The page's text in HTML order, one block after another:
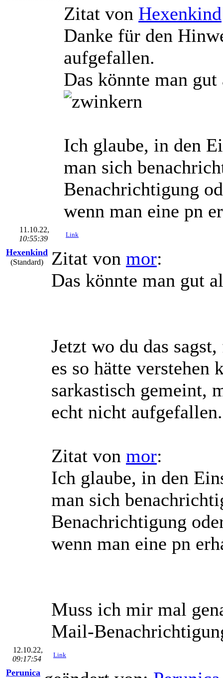
Zitat von Hexenkind
Danke für den
aufgefallen.
Das könnte man
Ich glaube, in den
man sich
Benachrichtigung
wenn man eine pn
11.10.22,
10:55:39
Link
Hexenkind
(Standard) Zitat von mor:
Das könnte man gut
Jetzt wo du das
es so hätte verstehen
sarkastisch gemeint,
echt nicht aufgefallen.
Zitat von mor:
Ich glaube, in den
man sich
Benachrichtigung
wenn man eine pn
Muss ich mir mal
Mail-
12.10.22,
09:17:54
Link
Perunica